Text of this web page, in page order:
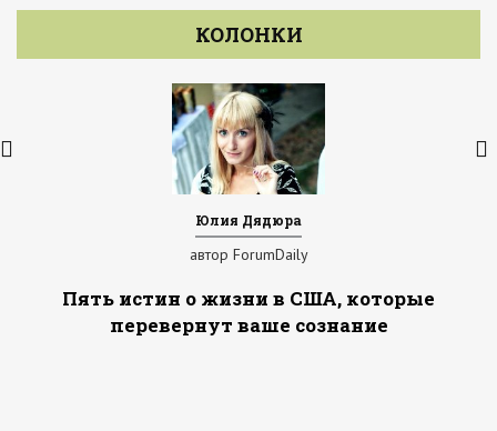
КОЛОНКИ
Юлия Дядюра
автор ForumDaily
Пять истин о жизни в США, которые
перевернут ваше сознание